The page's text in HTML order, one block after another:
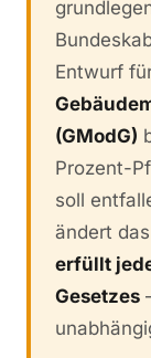
Entwurf
(GModG)
Prozent-
soll
ändert
erfüllt
Gesetzes